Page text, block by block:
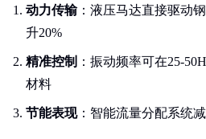
动力传输：液压马达直接驱动
升20%
精准控制 ：振动频率可在25-
材料
节能表现：智能流量分配系统